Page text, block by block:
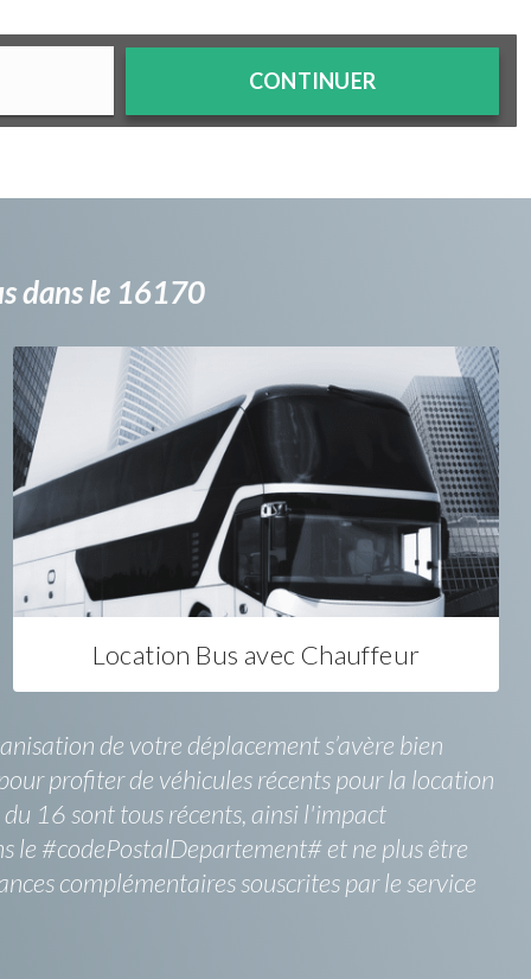
CONTINUER
dans le 16170
Location Bus avec Chauffeur
de votre déplacement s’avère bien
profiter de véhicules récents pour la location
16 sont tous récents, ainsi l'impact
le #codePostalDepartement# et ne plus être
complémentaires souscrites par le service